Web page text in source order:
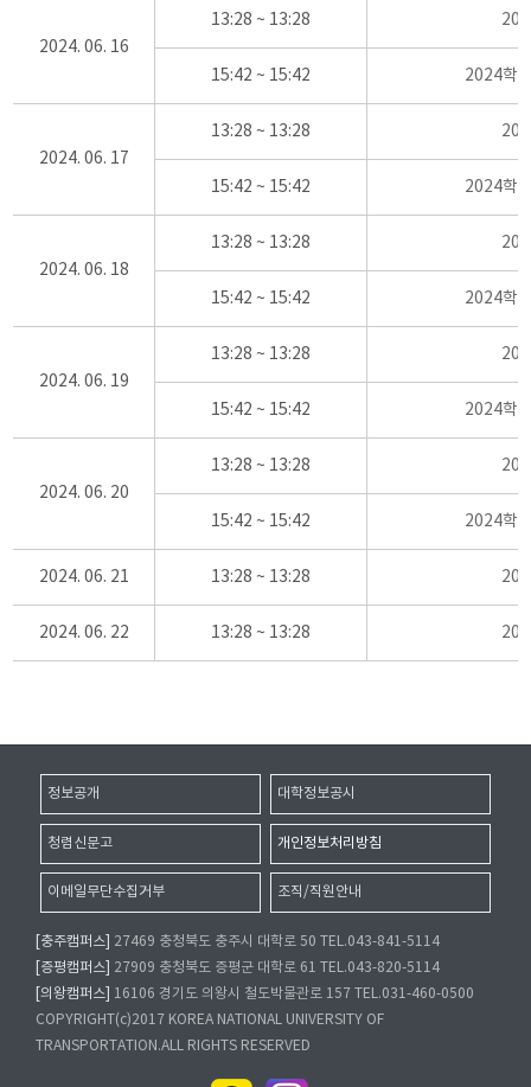
2024. 06. 16
13:28 ~ 13:28
15:42 ~ 15:42 2024학
2024. 06. 17
13:28 ~ 13:28
15:42 ~ 15:42 2024학
2024. 06. 18
13:28 ~ 13:28
15:42 ~ 15:42 2024학
2024. 06. 19
13:28 ~ 13:28
15:42 ~ 15:42 2024학
2024. 06. 20
13:28 ~ 13:28
15:42 ~ 15:42 2024학
2024. 06. 21 13:28 ~ 13:28
2024. 06. 22 13:28 ~ 13:28
정보공개 대학정보공시
청렴신문고 개인정보처리방침
이메일무단수집거부 조직/직원안내
[충주캠퍼스]
27469 충청북도 충주시 대학로 50 TEL.043-841-5114
[증평캠퍼스]
27909 충청북도 증평군 대학로 61 TEL.043-820-5114
[의왕캠퍼스]
16106 경기도 의왕시 철도박물관로 157 TEL.031-460-0500
COPYRIGHT(c)2017 KOREA NATIONAL UNIVERSITY OF
TRANSPORTATION.ALL RIGHTS RESERVED